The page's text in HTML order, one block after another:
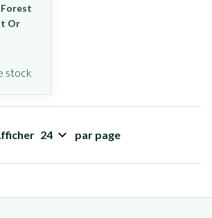
Forest
Or
stock
par page